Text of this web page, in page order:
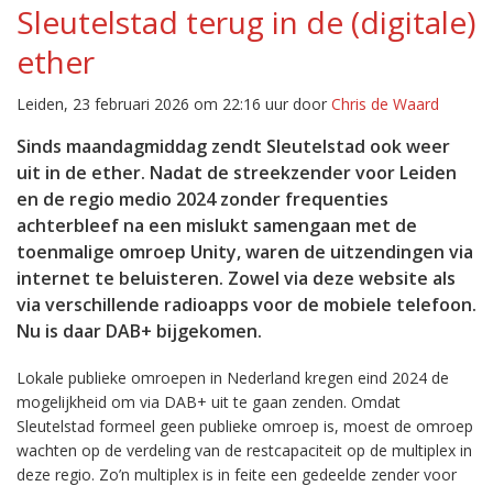
Sleutelstad terug in de (digitale)
ether
Leiden, 23 februari 2026 om 22:16 uur door Chris de Waard
Sinds maandagmiddag zendt Sleutelstad ook weer
uit in de ether. Nadat de streekzender voor Leiden
en de regio medio 2024 zonder frequenties
achterbleef na een mislukt samengaan met de
toenmalige omroep Unity, waren de uitzendingen via
internet te beluisteren. Zowel via deze website als
via verschillende radioapps voor de mobiele telefoon.
Nu is daar DAB+ bijgekomen.
Lokale publieke omroepen in Nederland kregen eind 2024 de
mogelijkheid om via DAB+ uit te gaan zenden. Omdat
Sleutelstad formeel geen publieke omroep is, moest de omroep
wachten op de verdeling van de restcapaciteit op de multiplex in
deze regio. Zo’n multiplex is in feite een gedeelde zender voor